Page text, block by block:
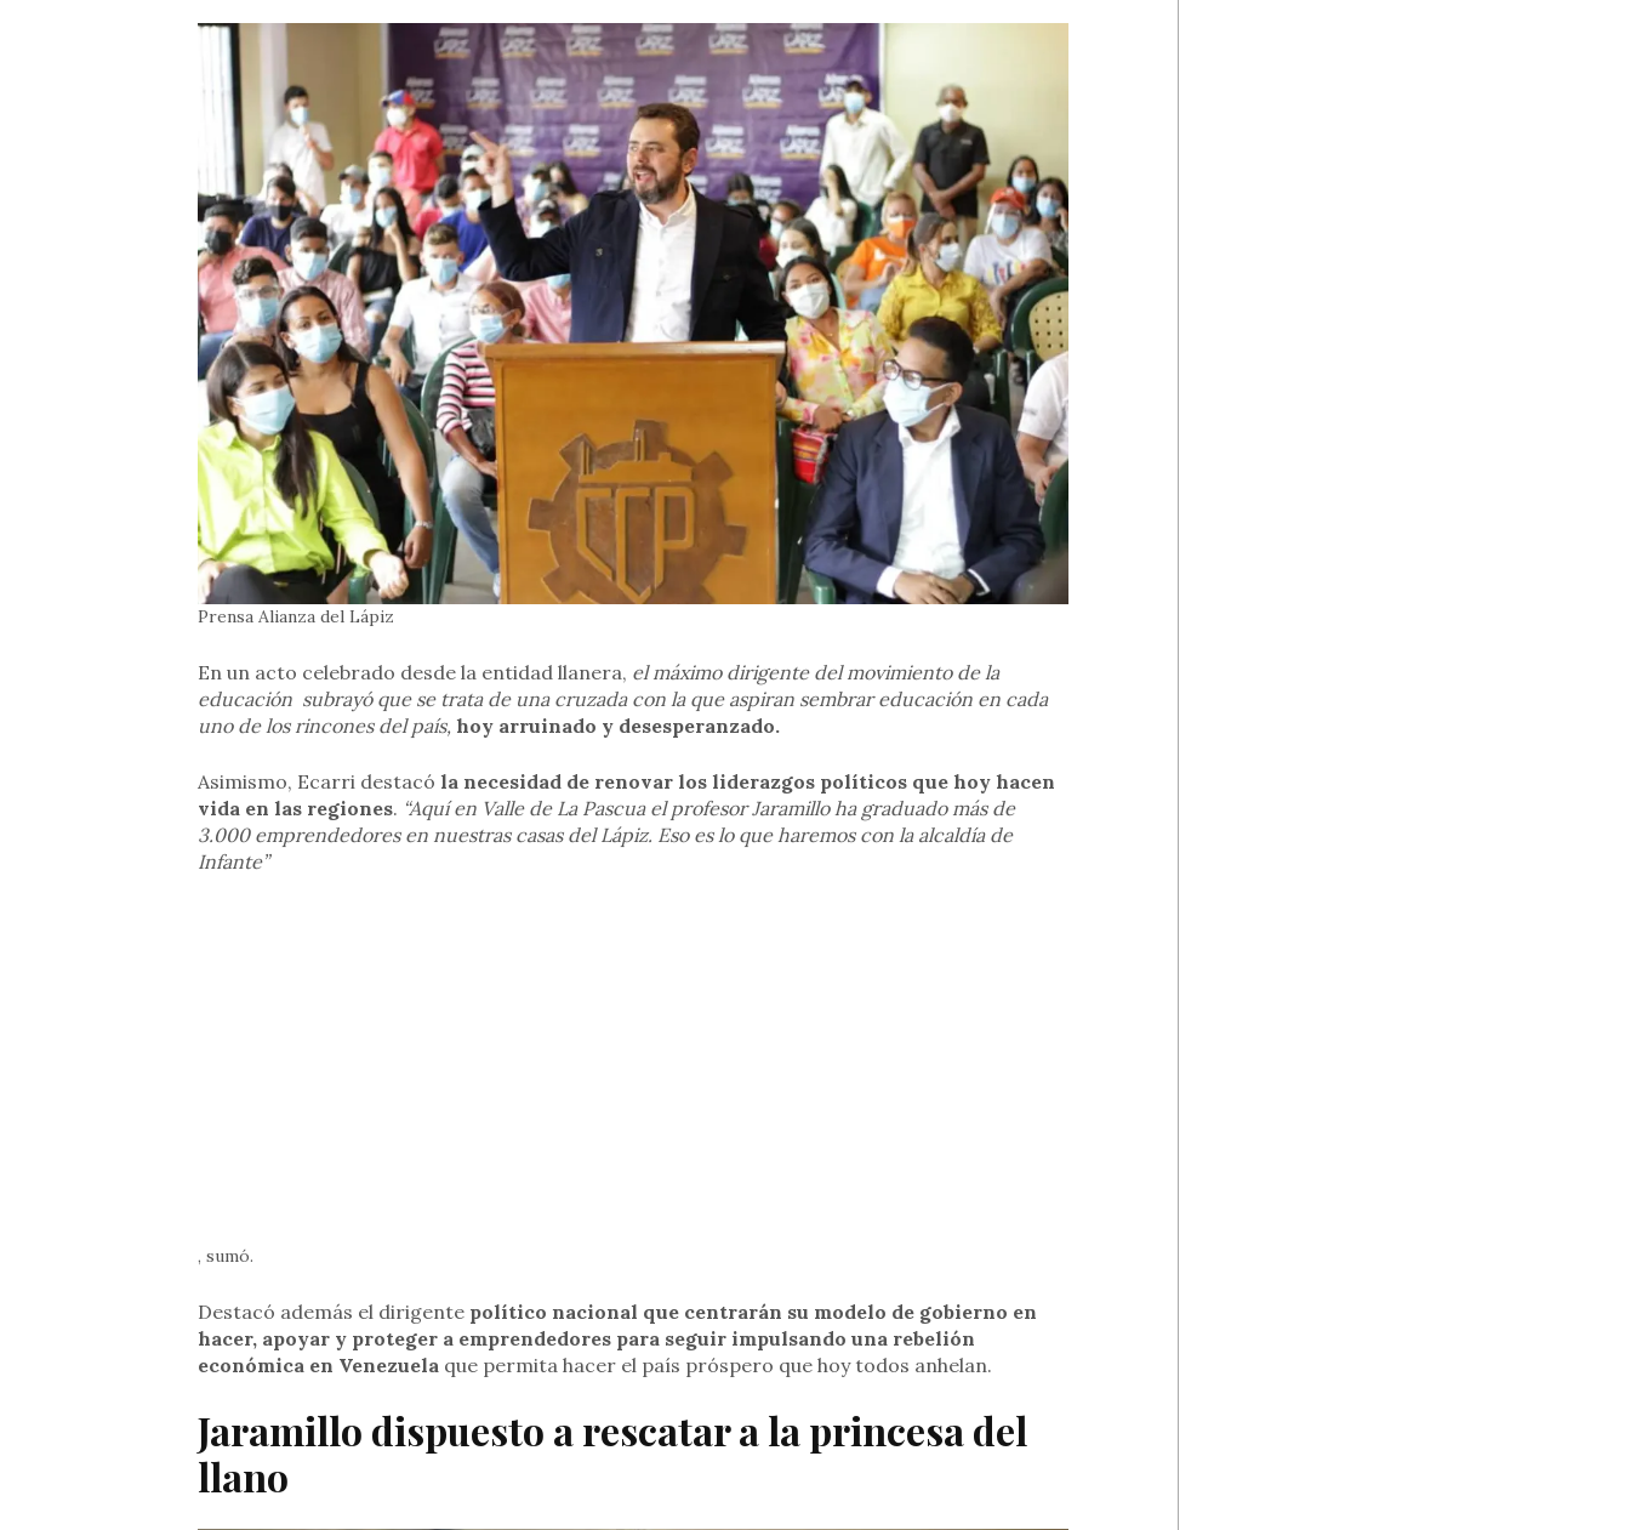
Prensa Alianza del Lápiz
En un acto celebrado desde la entidad llanera, el máximo dirigente del movimiento de la
educación subrayó que se trata de una cruzada con la que aspiran sembrar educación en cada
uno de los rincones del país, hoy arruinado y desesperanzado.
Asimismo, Ecarri destacó la necesidad de renovar los liderazgos políticos que hoy hacen
vida en las regiones. “Aquí en Valle de La Pascua el profesor Jaramillo ha graduado más de
3.000 emprendedores en nuestras casas del Lápiz. Eso es lo que haremos con la alcaldía de
Infante”
, sumó.
Destacó además el dirigente político nacional que centrarán su modelo de gobierno en
hacer, apoyar y proteger a emprendedores para seguir impulsando una rebelión
económica en Venezuelaque permita hacer el país próspero que hoy todos anhelan.
Jaramillo dispuesto a rescatar a la princesa del
llano